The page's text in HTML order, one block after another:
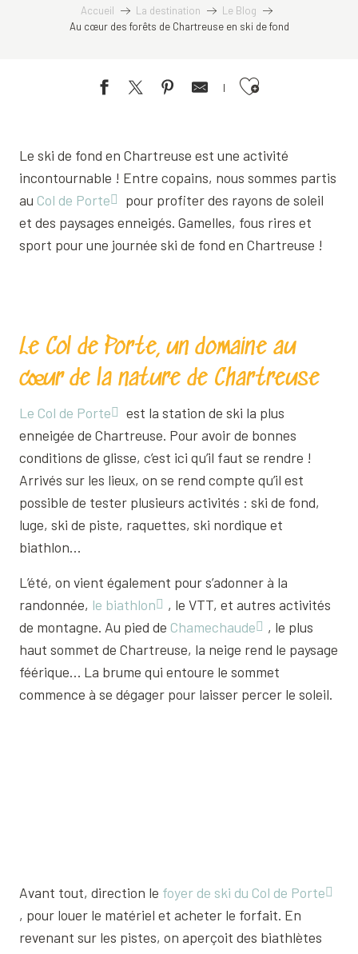
Accueil La destination
Le Blog
Au cœur des forêts de Chartreuse en ski de fond
Ajouter aux favoris
Le ski de fond en Chartreuse est une activité
incontournable ! Entre copains, nous sommes partis
au Col de Porte
pour profiter des rayons de soleil
et des paysages enneigés. Gamelles, fous rires et
sport pour une journée ski de fond en Chartreuse !
Le Col de Porte, un domaine au
cœur de la nature de Chartreuse
Le Col de Porte
est la station de ski la plus
enneigée de Chartreuse. Pour avoir de bonnes
conditions de glisse, c’est ici qu’il faut se rendre !
Arrivés sur les lieux, on se rend compte qu’il est
possible de tester plusieurs activités : ski de fond,
luge, ski de piste, raquettes, ski nordique et
biathlon…
L’été, on vient également pour s’adonner à la
randonnée, le biathlon
, le VTT, et autres activités
de montagne. Au pied de Chamechaude
, le plus
haut sommet de Chartreuse, la neige rend le paysage
féérique… La brume qui entoure le sommet
commence à se dégager pour laisser percer le soleil.
Avant tout, direction le foyer de ski du Col de Porte
, pour louer le matériel et acheter le forfait. En
revenant sur les pistes, on aperçoit des biathlètes